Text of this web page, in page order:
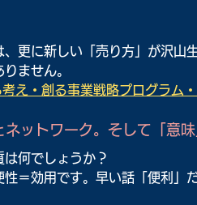
更に新しい「売り方」が沢山
ません。
考え・創る事業戦略プログラ
ットワーク。そして「意味
何でしょうか？
＝効用です。早い話「便利」